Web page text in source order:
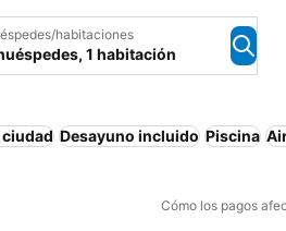
habitaciones
1 habitación
ciudad Desayuno incluido Piscina
Cómo los pagos